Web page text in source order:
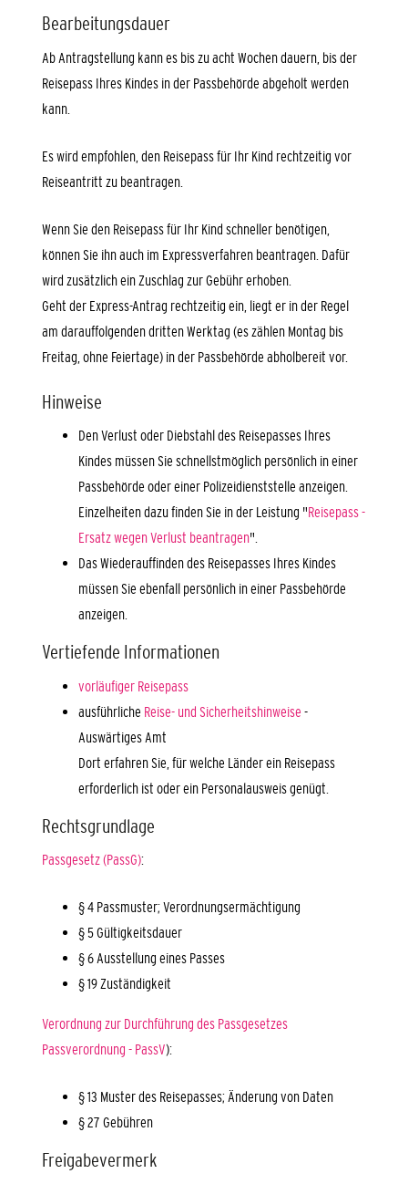
Bearbeitungsdauer
Ab Antragstellung kann es bis zu acht Wochen dauern, bis der
Reisepass Ihres Kindes in der Passbehörde abgeholt werden
kann.
Es wird empfohlen, den Reisepass für Ihr Kind rechtzeitig vor
Reiseantritt zu beantragen.
Wenn Sie den Reisepass für Ihr Kind schneller benötigen,
können Sie ihn auch im Expressverfahren beantragen. Dafür
wird zusätzlich ein Zuschlag zur Gebühr erhoben.
Geht der Express-Antrag rechtzeitig ein, liegt er in der Regel
am darauffolgenden dritten Werktag (es zählen Montag bis
Freitag, ohne Feiertage) in der Passbehörde abholbereit vor.
Hinweise
Den Verlust oder Diebstahl des Reisepasses Ihres
Kindes müssen Sie schnellstmöglich persönlich in einer
Passbehörde oder einer Polizeidienststelle anzeigen.
Einzelheiten dazu finden Sie in der Leistung "Reisepass -
Ersatz wegen Verlust beantragen".
Das Wiederauffinden des Reisepasses Ihres Kindes
müssen Sie ebenfall persönlich in einer Passbehörde
anzeigen.
Vertiefende Informationen
vorläufiger Reisepass
ausführliche Reise- und Sicherheitshinweise -
Auswärtiges Amt
Dort erfahren Sie, für welche Länder ein Reisepass
erforderlich ist oder ein Personalausweis genügt.
Rechtsgrundlage
Passgesetz (PassG):
§ 4 Passmuster; Verordnungsermächtigung
§ 5 Gültigkeitsdauer
§ 6 Ausstellung eines Passes
§ 19 Zuständigkeit
Verordnung zur Durchführung des Passgesetzes
Passverordnung - PassV):
§ 13 Muster des Reisepasses; Änderung von Daten
§ 27 Gebühren
Freigabevermerk